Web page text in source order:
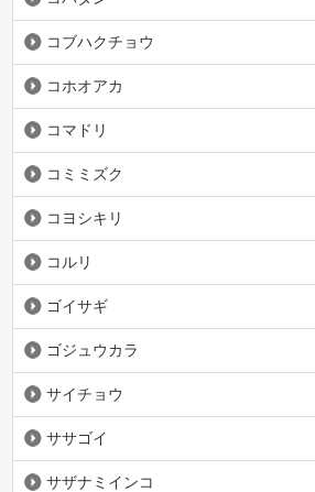
コブハクチョウ
コホオアカ
コマドリ
コミミズク
コヨシキリ
コルリ
ゴイサギ
ゴジュウカラ
サイチョウ
ササゴイ
サザナミインコ